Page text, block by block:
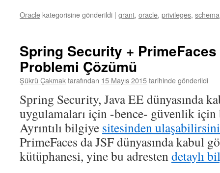
Oracle kategorisine gönderildi | grant, oracle, privileges, schema
Spring Security +
Problemi Çözümü
Şükrü Çakmaktarafından 15 Mayıs 2015tarihinde gönderildi
Spring Security, Java EE dünyasında
uygulamaları için -bence- güvenlik
Ayrıntılı bilgiye sitesinden
PrimeFaces da JSF dünyasında kabul
kütüphanesi, yine bu adrestendetaylı